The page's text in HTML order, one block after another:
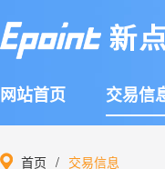
网站首页 交易信
首页 交易信息